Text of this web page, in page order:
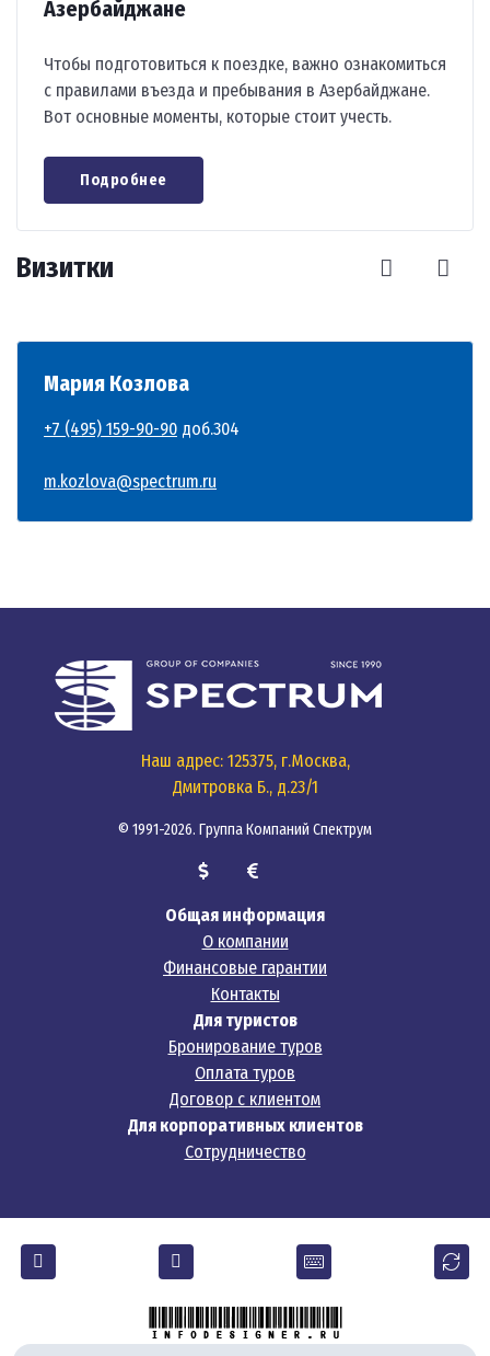
Азербайджане
Чтобы подготовиться к поездке, важно ознакомиться
с правилами въезда и пребывания в Азербайджане.
Вот основные моменты, которые стоит учесть.
Подробнее
Визитки
Мария Козлова
+7 (495) 159-90-90 доб.304
m.kozlova@spectrum.ru
Наш адрес: 125375, г.Москва,
Дмитровка Б., д.23/1
© 1991-2026. Группа Компаний Спектрум
Общая информация
О компании
Финансовые гарантии
Контакты
Для туристов
Бронирование туров
Оплата туров
Договор с клиентом
Для корпоративных клиентов
Сотрудничество